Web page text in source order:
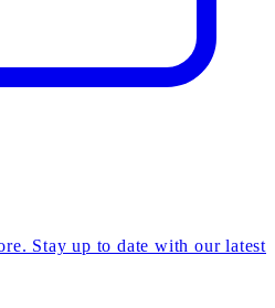
Stay up to date with our latest